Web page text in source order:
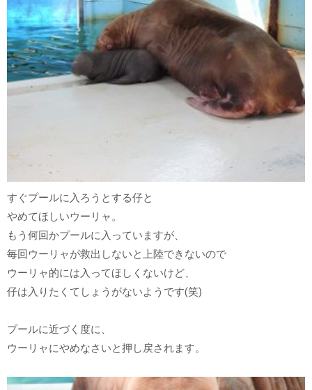
すぐプールに入ろうとする仔と
やめてほしいウーリャ。
もう何回かプールに入っていますが、
毎回ウーリャが救出しないと上陸できないので
ウーリャ的には入ってほしくないけど、
仔は入りたくてしょうがないようです(笑)
プールに近づく度に、
ウーリャにやめなさいと押し戻されます。